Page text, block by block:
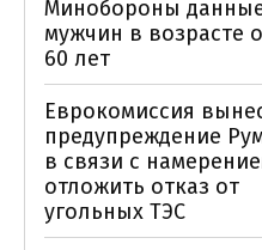
Минобороны
мужчин в возрасте
60 лет
Еврокомиссия
предупреждение
в связи с
отложить отказ от
угольных ТЭС